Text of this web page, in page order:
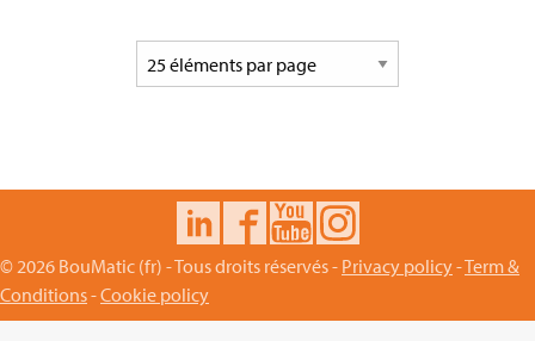
© 2026 BouMatic (fr) - Tous droits réservés - Privacy policy-Term &
Conditions-Cookie policy